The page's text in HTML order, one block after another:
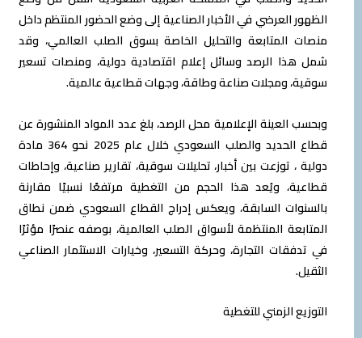
الظهور العرضي في الأخبار الصناعية إلى وضع الحضور المنتظم داخل
منصات المتابعة والتحليل الخاصة بسوق الصلب العالمي، وقد
شمل هذا الرصد وسائل إعلام اقتصادية دولية، ومنصات تسعير
سوقية، ومجلات صناعة وطاقة، وجهات قطاعية عالمية.
وبحسب العينة الإعلامية محل الرصد، بلغ عدد المواد المنشورة عن
قطاع الحديد والصلب السعودي خلال عام 2025 نحو 364 مادة
دولية ، توزعت بين أخبار، تحليلات سوقية، تقارير صناعية، وإحاطات
قطاعية، ويُعد هذا الحجم من التغطية مرتفعًا نسبيًا مقارنة
بالسنوات السابقة، ويعكس إدراج القطاع السعودي ضمن نطاق
المتابعة المنتظمة لأسواق الصلب العالمية، بوصفه عنصرًا مؤثرًا
في تدفقات التجارة، وحركة التسعير، وخيارات الاستثمار الصناعي
الثقيل.
التوزيع الزمني للتغطية